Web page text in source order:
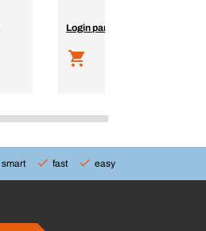
Login para ver preços
smart fast easy